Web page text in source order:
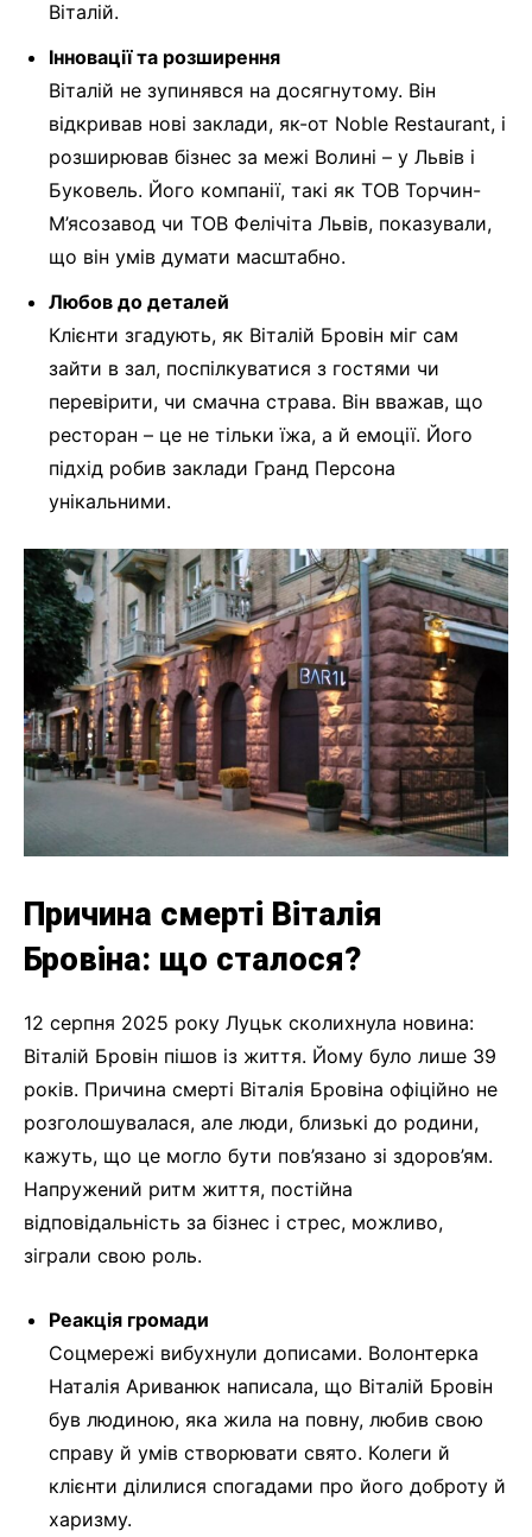
Віталій.
Інновації та розширення
Віталій не зупинявся на досягнутому. Він
відкривав нові заклади, як-от Noble Restaurant, і
розширював бізнес за межі Волині – у Львів і
Буковель. Його компанії, такі як ТОВ Торчин-
М’ясозавод чи ТОВ Фелічіта Львів, показували,
що він умів думати масштабно.
Любов до деталей
Клієнти згадують, як Віталій Бровін міг сам
зайти в зал, поспілкуватися з гостями чи
перевірити, чи смачна страва. Він вважав, що
ресторан – це не тільки їжа, а й емоції. Його
підхід робив заклади Гранд Персона
унікальними.
Причина смерті Віталія
Бровіна: що сталося?
12 серпня 2025 року Луцьк сколихнула новина:
Віталій Бровін пішов із життя. Йому було лише 39
років. Причина смерті Віталія Бровіна офіційно не
розголошувалася, але люди, близькі до родини,
кажуть, що це могло бути пов’язано зі здоров’ям.
Напружений ритм життя, постійна
відповідальність за бізнес і стрес, можливо,
зіграли свою роль.
Реакція громади
Соцмережі вибухнули дописами. Волонтерка
Наталія Ариванюк написала, що Віталій Бровін
був людиною, яка жила на повну, любив свою
справу й умів створювати свято. Колеги й
клієнти ділилися спогадами про його доброту й
харизму.